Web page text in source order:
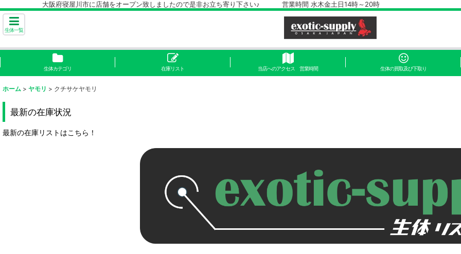
大阪府寝屋川市に店舗をオープン致しましたので是非お立ち寄り下さい♪ 営業時間 水木金土日14時～20時
生体一覧
生体カテゴリ 在庫リスト 当店へのアクセス 営業時間 生体の買取及び下取り
ホーム > ヤモリ > クチサケヤモリ
最新の在庫状況
最新の在庫リストはこちら！